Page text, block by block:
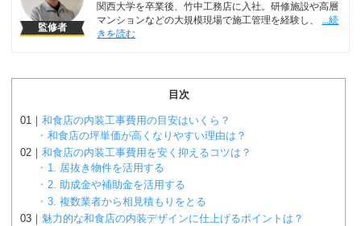
監修者
関西大学を卒業後、竹中工務店に入社。研修施設や高層
マンションなどの大規模現場で施工管理を経験し、
目次
和食店の内装工事費用の目安はいくら？
和食店の坪単価が高くなりやすい理由は？
和食店の内装工事費用を安く抑えるコツは？
1. 居抜き物件を活用する
2. 助成金や補助金を活用する
3. 複数業者から相見積もりをとる
魅力的な和食店の内装デザインに仕上げるポイントは？